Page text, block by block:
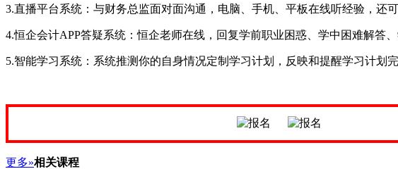
3.直播平台系统：与财务总监面对面沟通，电脑、手机、平板在线听经验，还
4.恒企会计APP答疑系统：恒企老师在线，回复学前职业困惑、学中困难解答
5.智能学习系统：系统推测你的自身情况定制学习计划，反映和提醒学习计划
更多»相关课程